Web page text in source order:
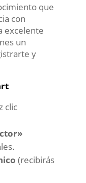
que
con
excelente
un
y
clic
(recibirás